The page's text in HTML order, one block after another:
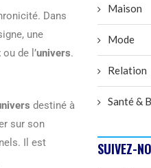
Dans
une
ou de l’univers.
destiné à
sur son
Il est
Maison
Mode
Relation
Santé &
SUIVEZ-